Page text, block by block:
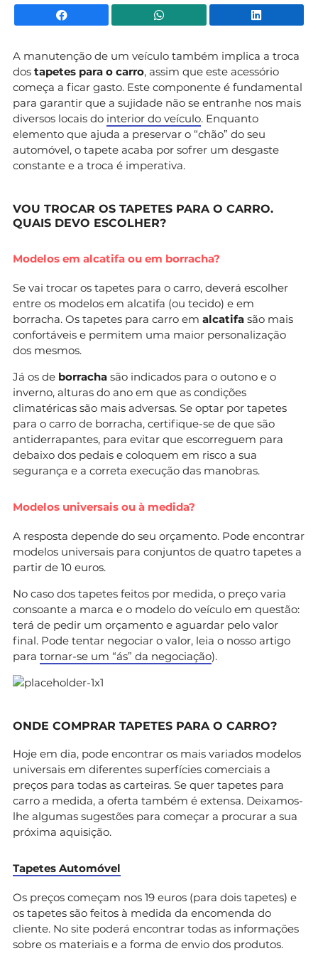
Facebook WhatsApp
A manutenção de um veículo também implica a troca
dos tapetes para o carro, assim que este acessório
começa a ficar gasto. Este componente é fundamental
para garantir que a sujidade não se entranhe nos mais
diversos locais do interior do veículo. Enquanto
elemento que ajuda a preservar o “chão” do seu
automóvel, o tapete acaba por sofrer um desgaste
constante e a troca é imperativa.
VOU TROCAR OS TAPETES PARA O CARRO.
QUAIS DEVO ESCOLHER?
Modelos em alcatifa ou em borracha?
Se vai trocar os tapetes para o carro, deverá escolher
entre os modelos em alcatifa (ou tecido) e em
borracha. Os tapetes para carro em alcatifa são mais
confortáveis e permitem uma maior personalização
dos mesmos.
Já os de borracha são indicados para o outono e o
inverno, alturas do ano em que as condições
climatéricas são mais adversas. Se optar por tapetes
para o carro de borracha, certifique-se de que são
antiderrapantes, para evitar que escorreguem para
debaixo dos pedais e coloquem em risco a sua
segurança e a correta execução das manobras.
Modelos universais ou à medida?
A resposta depende do seu orçamento. Pode encontrar
modelos universais para conjuntos de quatro tapetes a
partir de 10 euros.
No caso dos tapetes feitos por medida, o preço varia
consoante a marca e o modelo do veículo em questão:
terá de pedir um orçamento e aguardar pelo valor
final. Pode tentar negociar o valor, leia o nosso artigo
para tornar-se um “ás” da negociação).
ONDE COMPRAR TAPETES PARA O CARRO?
Hoje em dia, pode encontrar os mais variados modelos
universais em diferentes superfícies comerciais a
preços para todas as carteiras. Se quer tapetes para
carro a medida, a oferta também é extensa. Deixamos-
lhe algumas sugestões para começar a procurar a sua
próxima aquisição.
Tapetes Automóvel
Os preços começam nos 19 euros (para dois tapetes) e
os tapetes são feitos à medida da encomenda do
cliente. No site poderá encontrar todas as informações
sobre os materiais e a forma de envio dos produtos.